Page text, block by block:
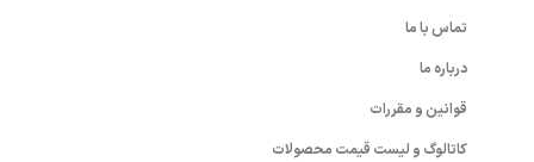
تماس با ما
درباره ما
قوانین و مقررات
کاتالوگ و لیست قیمت محصولات